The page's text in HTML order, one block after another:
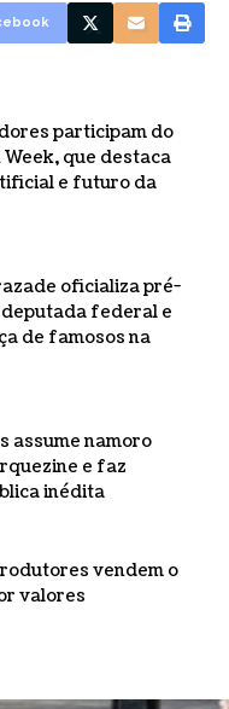
participam do
que destaca
e futuro da
oficializa pré-
federal e
de famosos na
assume namoro
e faz
inédita
vendem o
valores